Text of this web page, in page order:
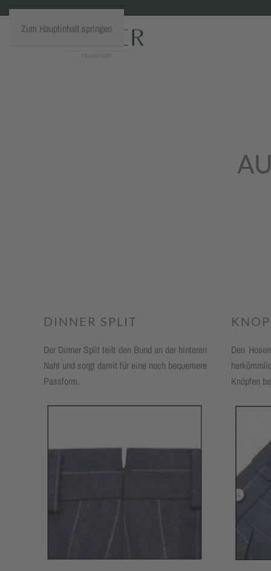
Zum Hauptinhalt springen
DINNER SPLIT
Der Dinner Split teilt den Bund an der hinteren
Naht und sorgt damit für eine noch bequemere
Pass­form.
Den
Knöpfen